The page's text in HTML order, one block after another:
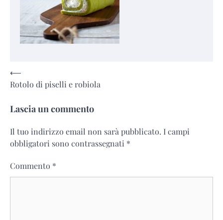
Navigazione
articoli
⟵
Rotolo di piselli e robiola
Lascia un commento
Il tuo indirizzo email non sarà pubblicato. I campi
obbligatori sono contrassegnati *
Commento *